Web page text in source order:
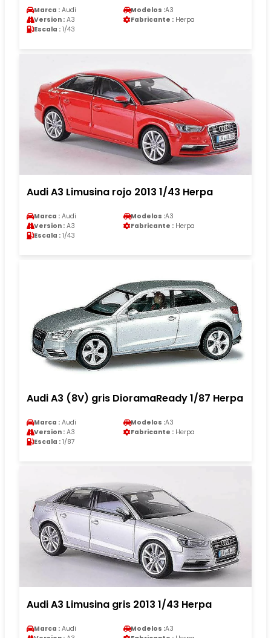
Marca : Audi Modelos :A3
Version : A3 Fabricante : Herpa
Escala : 1/43
Audi A3 Limusina rojo 2013 1/43 Herpa
Marca : Audi Modelos :A3
Version : A3 Fabricante : Herpa
Escala : 1/43
Audi A3 (8V) gris DioramaReady 1/87 Herpa
Marca : Audi Modelos :A3
Version : A3 Fabricante : Herpa
Escala : 1/87
Audi A3 Limusina gris 2013 1/43 Herpa
Marca : Audi Modelos :A3